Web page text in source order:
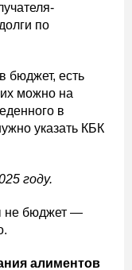
по
бюджет, есть
можно на
в
указать КБК
году.
не бюджет —
алиментов